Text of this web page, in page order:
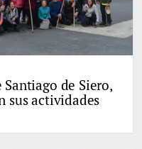
de Siero,
sus actividades